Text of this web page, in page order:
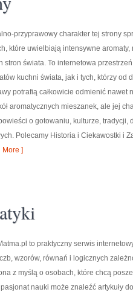
przyprawowy charakter tej strony
które uwielbiają intensywne
stron świata. To internetowa
kuchni świata, jak i tych, którzy od
potrafią całkowicie odmienić nawet
aromatycznych mieszanek, ale jej
o gotowaniu, kulturze, tradycji,
Polecamy Historia i Ciekawostki i
More ]
to praktyczny serwis
wzorów, równań i logicznych
z myślą o osobach, które chcą
pasjonat nauki może znaleźć artykuły